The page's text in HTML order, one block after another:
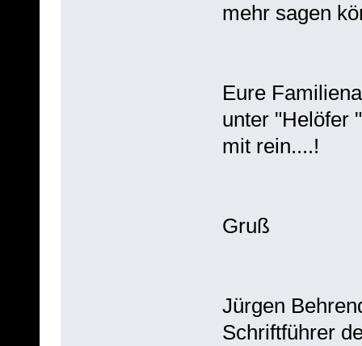
mehr sagen
Eure
unter "Helöfer
mit rein....!
Gruß
Jürgen
Schriftführer